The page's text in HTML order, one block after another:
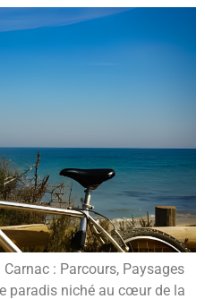
: Parcours, Paysages
paradis niché au cœur de la